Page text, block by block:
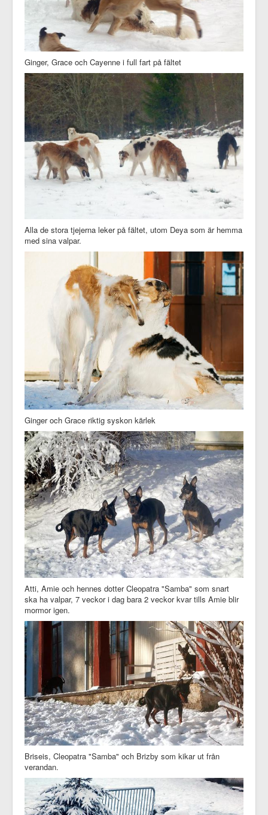
Ginger, Grace och Cayenne i full fart på fältet
Alla de stora tjejerna leker på fältet, utom Deya som är hemma
med sina valpar.
Ginger och Grace riktig syskon kärlek
Atti, Amie och hennes dotter Cleopatra "Samba" som snart
ska ha valpar, 7 veckor i dag bara 2 veckor kvar tills Amie blir
mormor igen.
Briseis, Cleopatra "Samba" och Brizby som kikar ut från
verandan.